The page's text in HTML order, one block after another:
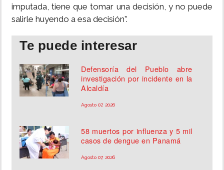
imputada, tiene que tomar una decisión, y no puede
salirle huyendo a esa decisión”.
Te puede interesar
Defensoría del Pueblo abre
investigación por incidente en la
Alcaldía
Agosto 07, 2026
58 muertos por influenza y 5 mil
casos de dengue en Panamá
Agosto 07, 2026